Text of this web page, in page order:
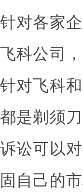
针对各家
飞科公司
针对飞科
都是剃须
诉讼可以
固自己的